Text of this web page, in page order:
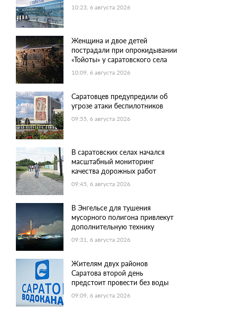
10:23, 6 августа 2026
Женщина и двое детей
пострадали при опрокидывании
«Тойоты» у саратовского села
10:09, 6 августа 2026
Саратовцев предупредили об
угрозе атаки беспилотников
09:55, 6 августа 2026
В саратовских селах начался
масштабный мониторинг
качества дорожных работ
09:45, 6 августа 2026
В Энгельсе для тушения
мусорного полигона привлекут
дополнительную технику
09:31, 6 августа 2026
Жителям двух районов
Саратова второй день
предстоит провести без воды
09:09, 6 августа 2026